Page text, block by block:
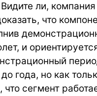
ли, компания
что
и
года, но как
что сегмент